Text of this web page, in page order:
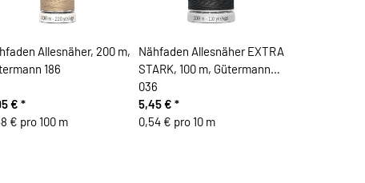
Allesnäher, 200 m,
186
€ *
€ pro 100 m
Nähfaden Allesnäher EXTRA
STARK, 100 m, Gütermann
036
5,45 € *
0,54 € pro 10 m